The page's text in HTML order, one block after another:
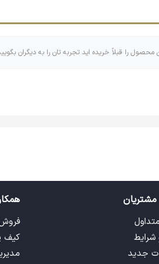
که اندازه‌های کوچک و بزرگ و
تشکیل شده است! با وجود
محصول را قبلاً خریده اید تجربه تان را به دیگران
شرایط
جدید
کیف